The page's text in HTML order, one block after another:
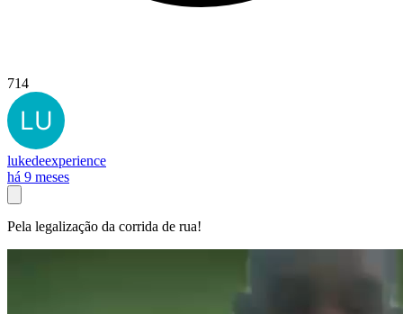
714
lukedeexperience
há 9 meses
Pela legalização da corrida de rua!